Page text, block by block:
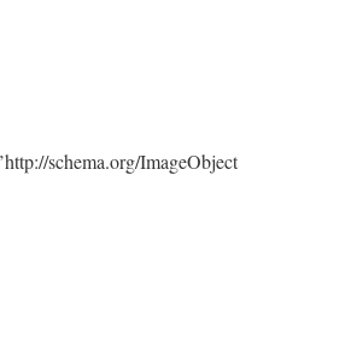
schema.org/ImageObject